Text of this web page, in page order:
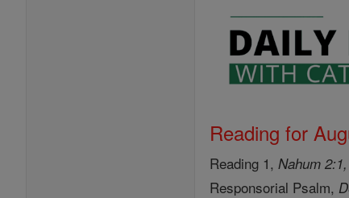
Reading for
Reading 1,Nahum
Responsorial Psalm,